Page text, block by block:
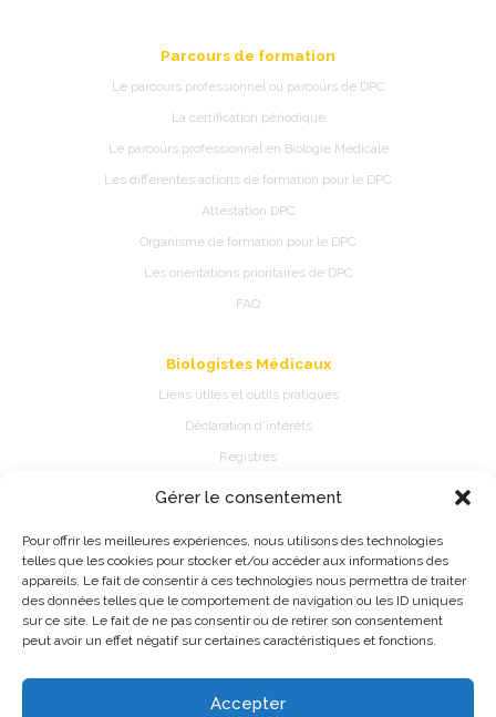
Gérer le consentement
Pour offrir les meilleures expériences, nous utilisons des technologies
telles que les cookies pour stocker et/ou accéder aux informations des
appareils. Le fait de consentir à ces technologies nous permettra de traiter
des données telles que le comportement de navigation ou les ID uniques
sur ce site. Le fait de ne pas consentir ou de retirer son consentement
peut avoir un effet négatif sur certaines caractéristiques et fonctions.
Accepter
Parcours de formation
Le parcours professionnel ou parcours de DPC
La certification périodique
Le parcours professionnel en Biologie Médicale
Les différentes actions de formation pour le DPC
Attestation DPC
Organisme de formation pour le DPC
Les orientations prioritaires de DPC
FAQ
Biologistes Médicaux
Liens utiles et outils pratiques
Déclaration d’intérêts
Registres
Présentation de la spécialité
Pathologies et traitements de la spécialité
Fiches d’information patient
Information Registres de pratique médicale ou épidémiologique